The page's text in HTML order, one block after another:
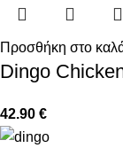
Προσθήκη στο
Dingo
42.90 €